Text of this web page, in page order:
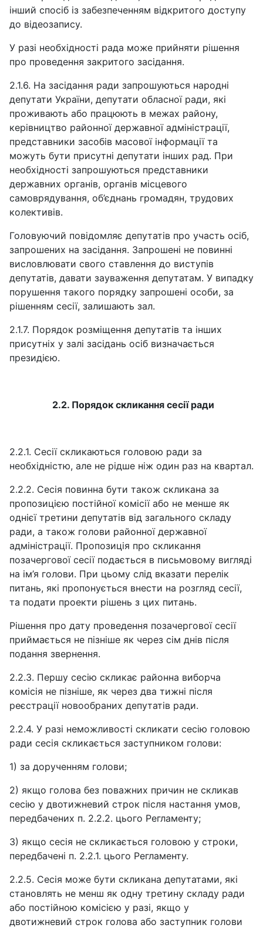
інший спосіб із забезпеченням відкритого доступу
до відеозапису.
У разі необхідності рада може прийняти рішення
про проведення закритого засідання.
2.1.6. На засідання ради запрошуються народні
депутати України, депутати обласної ради, які
проживають або працюють в межах району,
керівництво районної державної адміністрації,
представники засобів масової інформації та
можуть бути присутні депутати інших рад. При
необхідності запрошуються представники
державних органів, органів місцевого
самоврядування, об’єднань громадян, трудових
колективів.
Головуючий повідомляє депутатів про участь осіб,
запрошених на засідання. Запрошені не повинні
висловлювати свого ставлення до виступів
депутатів, давати зауваження депутатам. У випадку
порушення такого порядку запрошені особи, за
рішенням сесії, залишають зал.
2.1.7. Порядок розміщення депутатів та інших
присутніх у залі засідань осіб визначається
президією.
2.2. Порядок скликання сесії ради
2.2.1. Сесії скликаються головою ради за
необхідністю, але не рідше ніж один раз на квартал.
2.2.2. Сесія повинна бути також скликана за
пропозицією постійної комісії або не менше як
однієї третини депутатів від загального складу
ради, а також голови районної державної
адміністрації. Пропозиція про скликання
позачергової сесії подається в письмовому вигляді
на ім’я голови. При цьому слід вказати перелік
питань, які пропонується внести на розгляд сесії,
та подати проекти рішень з цих питань.
Рішення про дату проведення позачергової сесії
приймається не пізніше як через сім днів після
подання звернення.
2.2.3. Першу сесію скликає районна виборча
комісія не пізніше, як через два тижні після
реєстрації новообраних депутатів ради.
2.2.4. У разі неможливості скликати сесію головою
ради сесія скликається заступником голови:
1) за дорученням голови;
2) якщо голова без поважних причин не скликав
сесію у двотижневий строк після настання умов,
передбачених п. 2.2.2. цього Регламенту;
3) якщо сесія не скликається головою у строки,
передбачені п. 2.2.1. цього Регламенту.
2.2.5. Сесія може бути скликана депутатами, які
становлять не менш як одну третину складу ради
або постійною комісією у разі, якщо у
двотижневий строк голова або заступник голови